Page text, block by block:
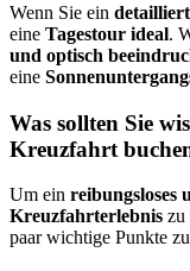
Wenn Sie ein
eine Tagestour ideal.
und optisch
eine
Was sollten Sie
Kreuzfahrt
Um ein reibungsloses
Kreuzfahrterlebnis zu
paar wichtige Punkte